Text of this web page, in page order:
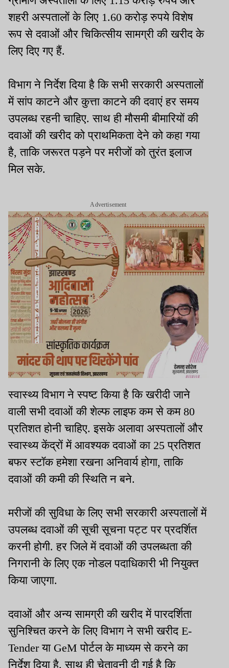
शहरी अस्पतालों के लिए 1.60 करोड़ रुपये विशेष
रूप से दवाओं और चिकित्सीय सामग्री की खरीद के
लिए दिए गए हैं.
विभाग ने निर्देश दिया है कि सभी सरकारी अस्पतालों
में सांप काटने और कुत्ता काटने की दवाएं हर समय
उपलब्ध रहनी चाहिए. साथ ही मौसमी बीमारियों की
दवाओं की खरीद को प्राथमिकता देने को कहा गया
है, ताकि जरूरत पड़ने पर मरीजों को तुरंत इलाज
मिल सके.
Advertisement
स्वास्थ्य विभाग ने स्पष्ट किया है कि खरीदी जाने
वाली सभी दवाओं की शेल्फ लाइफ कम से कम 80
प्रतिशत होनी चाहिए. इसके अलावा अस्पतालों और
स्वास्थ्य केंद्रों में आवश्यक दवाओं का 25 प्रतिशत
बफर स्टॉक हमेशा रखना अनिवार्य होगा, ताकि
दवाओं की कमी की स्थिति न बने.
मरीजों की सुविधा के लिए सभी सरकारी अस्पतालों में
उपलब्ध दवाओं की सूची सूचना पट्ट पर प्रदर्शित
करनी होगी. हर जिले में दवाओं की उपलब्धता की
निगरानी के लिए एक नोडल पदाधिकारी भी नियुक्त
किया जाएगा.
दवाओं और अन्य सामग्री की खरीद में पारदर्शिता
सुनिश्चित करने के लिए विभाग ने सभी खरीद E-
Tender या GeM पोर्टल के माध्यम से करने का
निर्देश दिया है. साथ ही चेतावनी दी गई है कि